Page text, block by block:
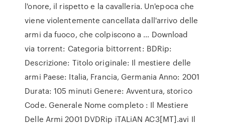
l'onore, il rispetto e la cavalleria. Un'epoca che
viene violentemente cancellata dall'arrivo delle
armi da fuoco, che colpiscono a … Download
via torrent: Categoria bittorrent: BDRip:
Descrizione: Titolo originale: Il mestiere delle
armi Paese: Italia, Francia, Germania Anno: 2001
Durata: 105 minuti Genere: Avventura, storico
Code. Generale Nome completo : Il Mestiere
Delle Armi 2001 DVDRip iTALiAN AC3[MT].avi Il